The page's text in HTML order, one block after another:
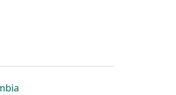
nueva pestaña
en una nueva pestaña
se abre en una nueva pestaña